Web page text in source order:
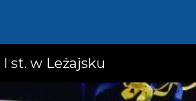
I st. w Leżajsku